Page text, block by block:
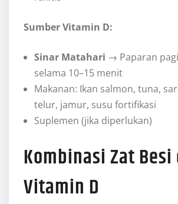
Sumber Vitamin D:
Sinar Matahari → Paparan
selama 10–15 menit
Makanan: Ikan salmon, tuna,
telur, jamur, susu fortifikasi
Suplemen (jika diperlukan)
Kombinasi Zat Besi
Vitamin D